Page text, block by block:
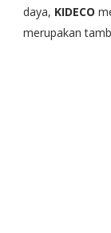
daya, KIDECO
merupakan